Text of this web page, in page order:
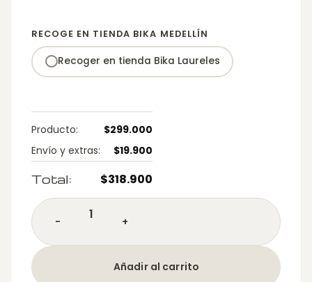
RECOGE EN TIENDA BIKA MEDELLÍN
Producto: $299.000
Envío y extras:
$19.900
Total: $318.900
Silla de visita Style cantidad
Añadir al carrito